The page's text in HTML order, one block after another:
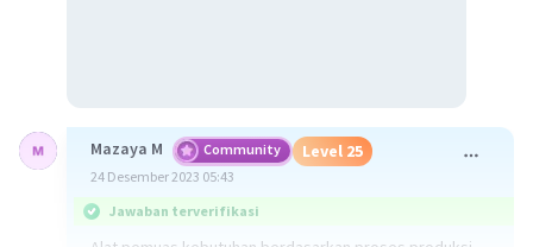
Mazaya M Community Level 25
24 Desember 2023 05:43
Jawaban terverifikasi